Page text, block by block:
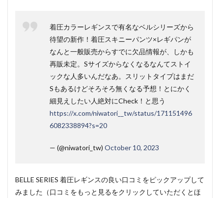
着圧カラーレギンスで有名なベルシリーズから
待望の新作！着圧スキニーパンツ×レギパンが
なんと一般販売からすでに欠品情報が、しかも
再販未定。 Sサイズからなくなるなんてストイ
ックな人多いんだなあ。
スリットタイプはまだ
Sもあるけどそろそろ無くなる予想！とにかく
細見えしたい人絶対にCheck！ と思う
https://x.com/niwatori__tw/status/171151496
6082338894?s=20
— (@niwatori_tw) October 10, 2023
BELLE SERIES 着圧レギンスの良い口コミをピックアップして
みました（口コミをもっと見るをクリックしていただくとほ